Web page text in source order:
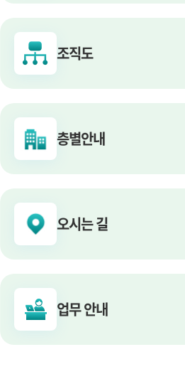
조직도
층별안내
오시는 길
업무 안내